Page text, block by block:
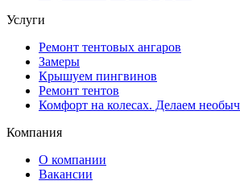
Услуги
Ремонт тентовых ангаров
Замеры
Крышуем пингвинов
Ремонт тентов
Комфорт на колесах. Делаем
Компания
О компании
Вакансии